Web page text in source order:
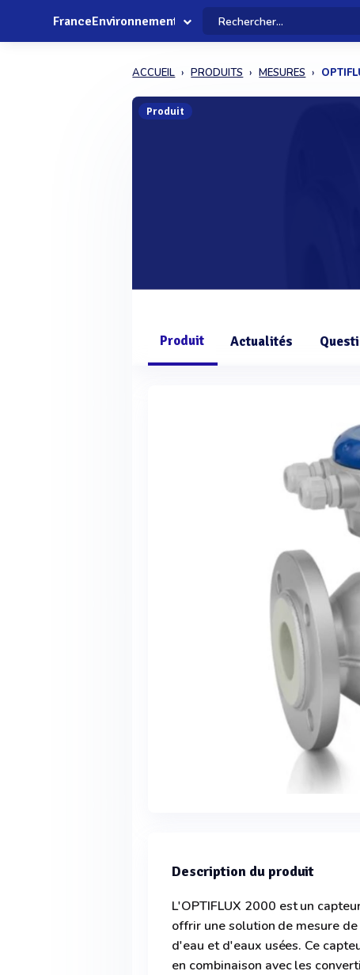
FranceEnvironnement
ACCUEIL PRODUITS MESURES
Produit
Produit Actualités
Description du produit
L'OPTIFLUX 2000 est un
offrir une solution de mesure
d'eau et d'eaux usées. Ce
en combinaison avec les